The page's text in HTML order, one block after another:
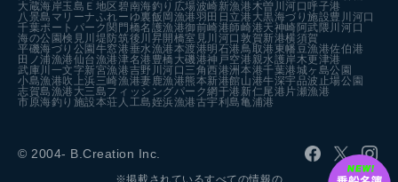
大蔵海岸玉島Ｅ地区 碧南海釣り広場波崎新漁港木曽川河口 呼子港
八景島マリーナふれーゆ裏飯岡漁港羽田 日立港 大黒海づり施設豊川河口
千葉ポートパーク 関門橋名護漁港御前崎港師崎港天神崎 阿武隈川河口
海の公園検見川堤防筑後川昇開橋室見川河口敦賀新港横須賀
平磯海づり公園 牛窓港垂水漁港本渡港明石港鳥取港 東幡豆漁港佐伯港
田ノ浦漁港仙台漁港津名港 豊橋 大磯港神戸空港親水護岸木更津港
武庫川一文字新宮漁港吉野川河口 三角西港洲本港千葉港城ヶ島公園
小島漁港吹上浜三崎漁港妻鹿漁港熊本新港館山港牛深宇品波止場公園
志賀島漁港 大三島フィッシングパーク網干港 新仁尾港 片瀬漁港
市原海釣り施設本荘人工島姪浜漁港古宇利島亀浦港
© 2004- B.Creation Inc.